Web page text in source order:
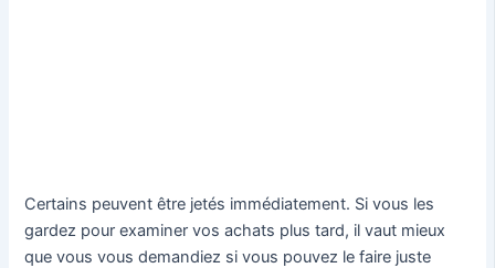
Certains peuvent être jetés immédiatement. Si vous les
gardez pour examiner vos achats plus tard, il vaut mieux
que vous vous demandiez si vous pouvez le faire juste